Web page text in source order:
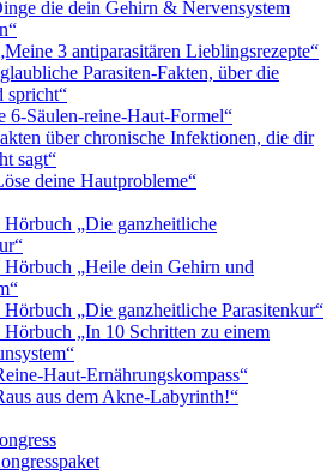
die dein Gehirn & Nervensystem
3 antiparasitären Lieblingsrezepte“
Parasiten-Fakten, über die
spricht“
6-Säulen-reine-Haut-Formel“
über chronische Infektionen, die dir
sagt“
deine Hautprobleme“
„Die ganzheitliche
„Heile dein Gehirn und
„Die ganzheitliche Parasitenkur“
„In 10 Schritten zu einem
Haut-Ernährungskompass“
aus dem Akne-Labyrinth!“